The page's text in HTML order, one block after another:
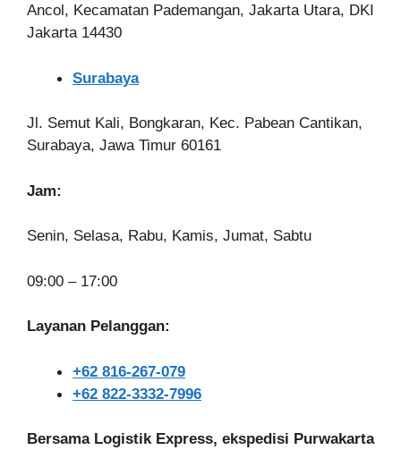
Ancol, Kecamatan Pademangan, Jakarta Utara, DKI
Jakarta 14430
Surabaya
Jl. Semut Kali, Bongkaran, Kec. Pabean Cantikan,
Surabaya, Jawa Timur 60161
Jam:
Senin, Selasa, Rabu, Kamis, Jumat, Sabtu
09:00 – 17:00
Layanan Pelanggan:
+62 816-267-079
+62 822-3332-7996
Bersama Logistik Express, ekspedisi Purwakarta